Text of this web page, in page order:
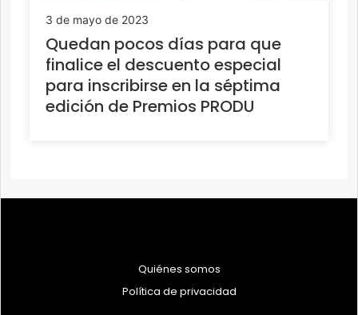
3 de mayo de 2023
Quedan pocos días para que
finalice el descuento especial
para inscribirse en la séptima
edición de Premios PRODU
Quiénes somos
Política de privacidad